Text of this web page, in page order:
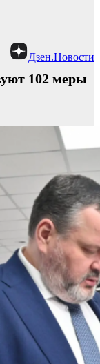
Дзен.Новости
102 меры